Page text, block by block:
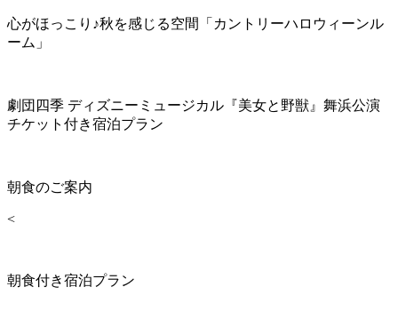
心がほっこり♪秋を感じる空間「カントリーハロウィーンル
ーム」
劇団四季 ディズニーミュージカル『美女と野獣』舞浜公演
チケット付き宿泊プラン
朝食のご案内
<
朝食付き宿泊プラン